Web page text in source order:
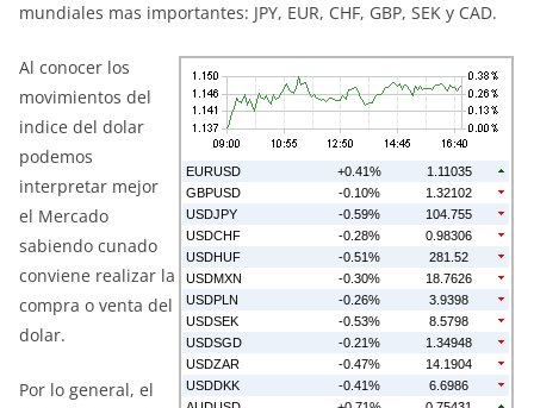
mundiales mas importantes: JPY, EUR, CHF, GBP, SEK y CAD.
Al conocer los
movimientos del
indice del dolar
podemos
interpretar mejor
el Mercado
sabiendo cunado
conviene realizar la
compra o venta del
dolar.
Por lo general, el